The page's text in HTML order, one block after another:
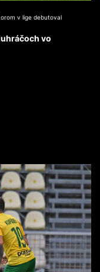
v lige debutoval
vo